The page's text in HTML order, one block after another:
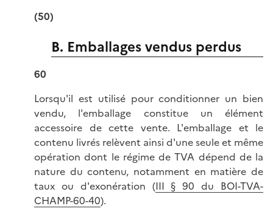
(50)
B. Emballages vendus perdus
60
Lorsqu'il est utilisé pour conditionner un bien
vendu, l'emballage constitue un élément
accessoire de cette vente. L'emballage et le
contenu livrés relèvent ainsi d'une seule et même
opération dont le régime de TVA dépend de la
nature du contenu, notamment en matière de
taux ou d'exonération (III § 90 du BOI-TVA-
CHAMP-60-40).